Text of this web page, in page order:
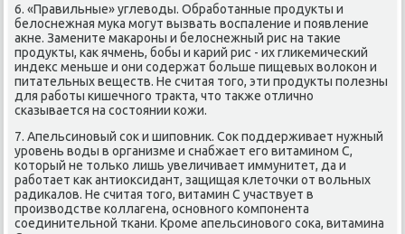
6. «Правильные» углеводы. Обработанные продукты и
белоснежная мука могут вызвать воспаление и появление
акне. Замените макароны и белоснежный рис на такие
продукты, как ячмень, бобы и карий рис - их гликемический
индекс меньше и они содержат больше пищевых волокон и
питательных веществ. Не считая того, эти продукты полезны
для работы кишечного тракта, что также отлично
сказывается на состоянии кожи.
7. Апельсиновый сок и шиповник. Сок поддерживает нужный
уровень воды в организме и снабжает его витамином С,
который не только лишь увеличивает иммунитет, да и
работает как антиоксидант, защищая клеточки от вольных
радикалов. Не считая того, витамин С участвует в
производстве коллагена, основного компонента
соединительной ткани. Кроме апельсинового сока, витамина